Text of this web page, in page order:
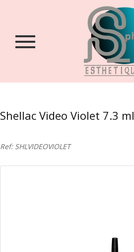
Qui
?
Login
Shellac Video Violet 7.3 ml
Ref: SHLVIDEOVIOLET